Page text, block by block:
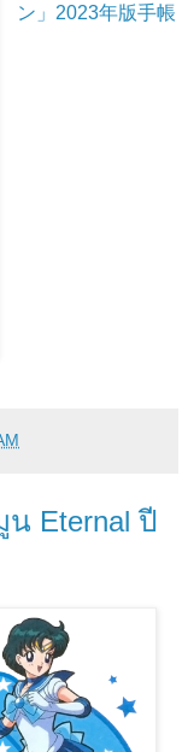
ン」2023年版手帳
Eternal ปี